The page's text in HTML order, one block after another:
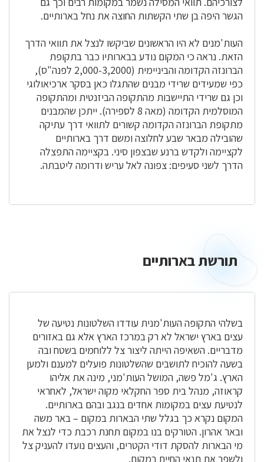
הגשר היפה בן שתי הקשתות החוצה את נחל בארותיים.
העות'מנים לא היו הראשונים שביקשו לנצל את תוואי הדרך
הזאת. נראה כי המקום נודע בבארותיו כבר בתקופת
הברונזה הקדומה והביניימית (2,000-3,2000 לפנה"ס),
כפי שמעידים שרידי מבנים שהתגלו כאן בסקר ארכיאולוגי
וכן גם שרידי התיישבות מהתקופה הביזנטית ומהתקופה
המוסלמית הקדומה (מאה 8 לספירה). ייתכן שהמבנים
מתקופת הברונזה הקדומה קשורים לתוואי דרך עתיקה
שהובילה מבאר שבע לחלוצה ומשם דרך בארותיים
לקציימה ולקדש ברנע שבצפון סיני. בקציימה התפצלה
הדרך לשני סעיפים: צפונה לאל עריש ודרומה ליטבתה.
תורשתתורשת בארותיים
בשלהי התקופה העות'מנית עודדו השלטונות נטיעה של
עצים בארץ ישראל לא רק במרכז הארץ אלא גם באזורים
מדבריים. השאיפה הייתה ליצור צל ללוחמים בשטח ובה
בשעה להוכיח לתושבים שהשלטונות פועלים למענם ולמען
הארץ. ג'מל פשה, המושל העות'מני, מינה את אליהו
קראוזה, מנהל בית ספר החקלאי מקוה ישראל, לאחראי
לנטיעת עצים במקומות אחדים בנגב ובהם בארותיים.
המקום נקרא כך בגלל שתי הבארות במקום – באר משה
ובאר אהרון. הטורקים בנו במקום תחנת רכבת כדי לנצל את
מי הבארות להסקת דודי הקטרים, והעצים נועדו להעניק צל
ולשפר את תנאי החיים במקום.